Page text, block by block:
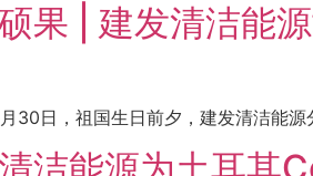
果 | 建发清洁能
30日，祖国生日前夕，建发清洁能
洁能源为土耳其